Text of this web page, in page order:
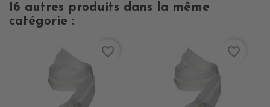
16 autres produits dans la même
catégorie :
favorite_border favorite_border